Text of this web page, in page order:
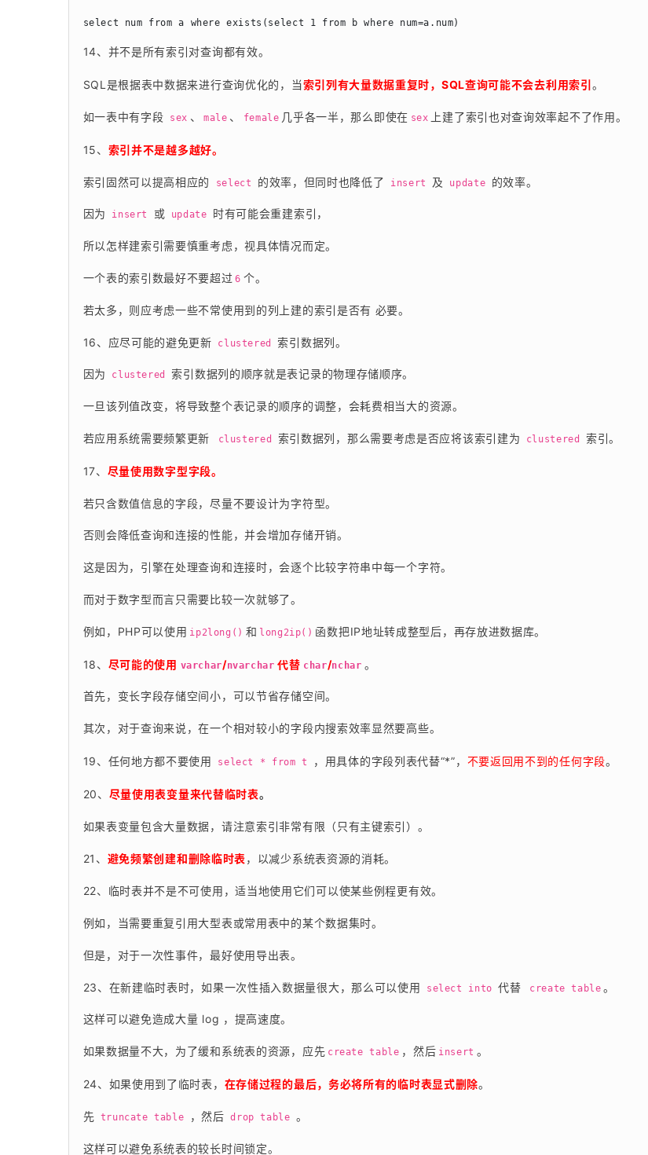
14、并不是所有索引对查询都有效。
SQL是根据表中数据来进行查询优化的，当索引列有大量数据重复时，SQL查询可能不会去利用索引。
如一表中有字段 sex 、 male 、 female 几乎各一半，那么即使在 sex 上建了索引也对查询效率起不了作用。
15、 索引并不是越多越好。
索引固然可以提高相应的 select 的效率，但同时也降低了 insert 及 update 的效率。
因为 insert 或 update 时有可能会重建索引，
所以怎样建索引需要慎重考虑，视具体情况而定。
一个表的索引数最好不要超过 6 个。
若太多，则应考虑一些不常使用到的列上建的索引是否有 必要。
16、应尽可能的避免更新 clustered 索引数据列。
因为 clustered 索引数据列的顺序就是表记录的物理存储顺序。
一旦该列值改变，将导致整个表记录的顺序的调整，会耗费相当大的资源。
若应用系统需要频繁更新 clustered 索引数据列，那么需要考虑是否应将该索引建为 clustered 索引。
17、 尽量使用数字型字段。
若只含数值信息的字段，尽量不要设计为字符型。
否则会降低查询和连接的性能，并会增加存储开销。
这是因为，引擎在处理查询和连接时，会逐个比较字符串中每一个字符。
而对于数字型而言只需要比较一次就够了。
例如，PHP可以使用 ip2long() 和 long2ip() 函数把IP地址转成整型后，再存放进数据库。
18、 尽可能的使用 varchar/nvarchar 代替 char/nchar 。
首先，变长字段存储空间小，可以节省存储空间。
其次，对于查询来说，在一个相对较小的字段内搜索效率显然要高些。
19、任何地方都不要使用 select * from t ，用具体的字段列表代替“*”， 不要返回用不到的任何字段。
20、 尽量使用表变量来代替临时表。
如果表变量包含大量数据，请注意索引非常有限（只有主键索引）。
21、 避免频繁创建和删除临时表，以减少系统表资源的消耗。
22、临时表并不是不可使用，适当地使用它们可以使某些例程更有效。
例如，当需要重复引用大型表或常用表中的某个数据集时。
但是，对于一次性事件，最好使用导出表。
23、在新建临时表时，如果一次性插入数据量很大，那么可以使用 select into 代替 create table 。
这样可以避免造成大量 log ，提高速度。
如果数据量不大，为了缓和系统表的资源，应先 create table ，然后 insert 。
24、如果使用到了临时表， 在存储过程的最后，务必将所有的临时表显式删除。
先 truncate table ，然后 drop table 。
这样可以避免系统表的较长时间锁定。